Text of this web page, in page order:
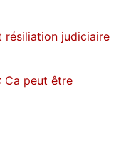
résiliation judiciaire
Ca peut être